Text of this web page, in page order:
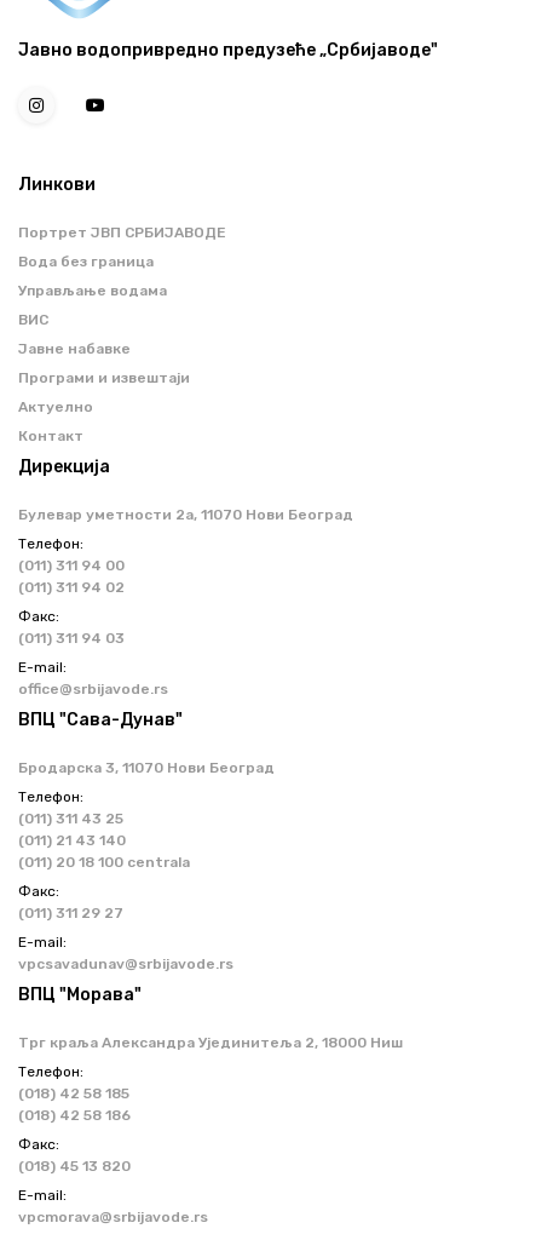
Јавно водопривредно предузеће „Србијаводе"
Линкови
Портрет ЈВП СРБИЈАВОДЕ
Вода без граница
Управљање водама
ВИС
Јавне набавке
Програми и извештаји
Актуелно
Контакт
Дирекција
Булевар уметности 2a, 11070 Нови Београд
Телефон:
(011) 311 94 00
(011) 311 94 02
Факс:
(011) 311 94 03
Е-mail:
office@srbijavode.rs
ВПЦ "Сава-Дунав"
Бродарска 3, 11070 Нови Београд
Телефон:
(011) 311 43 25
(011) 21 43 140
(011) 20 18 100 centrala
Факс:
(011) 311 29 27
Е-mail:
vpcsavadunav@srbijavode.rs
ВПЦ "Морава"
Трг краља Александра Ујединитеља 2, 18000 Ниш
Телефон:
(018) 42 58 185
(018) 42 58 186
Факс:
(018) 45 13 820
Е-mail:
vpcmorava@srbijavode.rs